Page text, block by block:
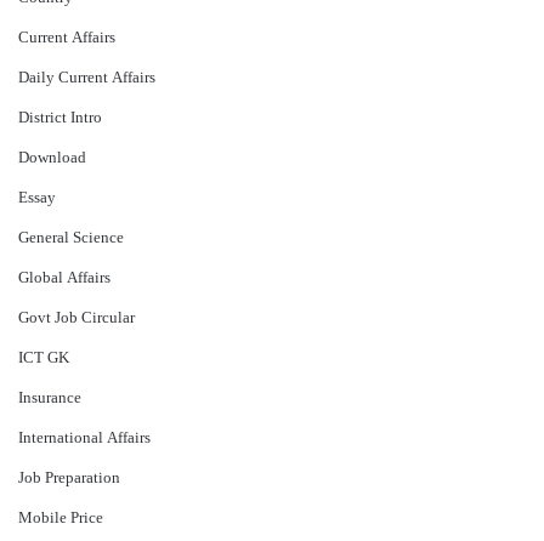
Current Affairs
Daily Current Affairs
District Intro
Download
Essay
General Science
Global Affairs
Govt Job Circular
ICT GK
Insurance
International Affairs
Job Preparation
Mobile Price